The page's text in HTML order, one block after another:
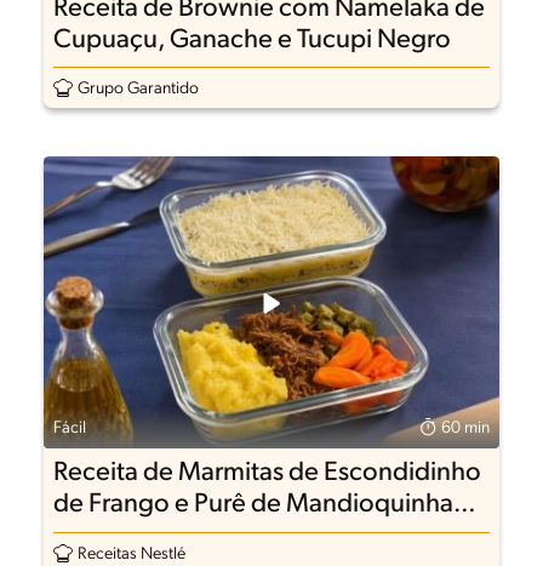
Receita de Brownie com Namelaka de
Cupuaçu, Ganache e Tucupi Negro
Grupo Garantido
Fácil 60 min
Receita de Marmitas de Escondidinho
de Frango e Purê de Mandioquinha
com Carne Desfiada
Receitas Nestlé